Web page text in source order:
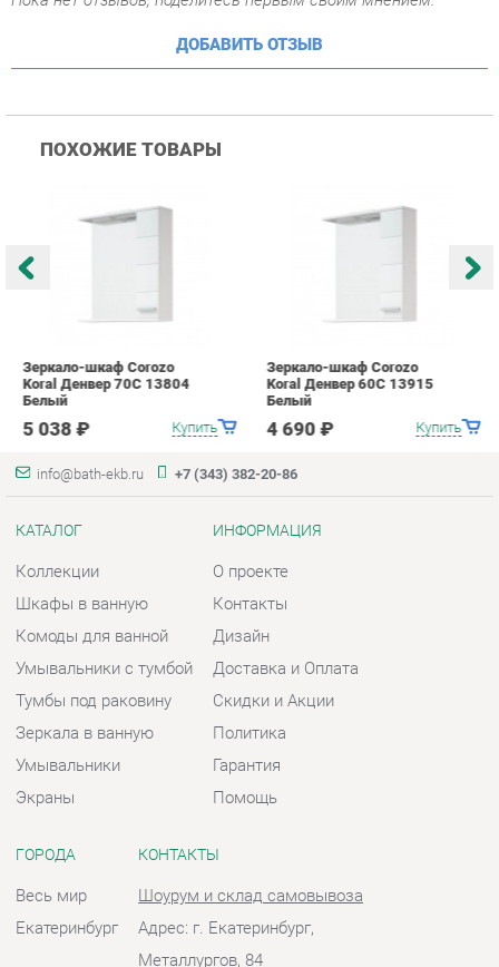
Koral Денвер 70С 13804
Koral Денвер 60С 13915
Коллекции
Шкафы в ванную
Умывальники с тумбой
Зеркала в ванную
Умывальники
Экраны
О проекте
Контакты
Доставка и Оплата
Политика
Гарантия
Помощь
ГОРОДА
Весь мир
Екатеринбург
КОНТАКТЫ
Шоурум и склад самовывоза
Адрес: г. Екатеринбург,
Металлургов, 84
Телефон: +7 (343) 382-20-86
Пн - Пт:10:00 - 20:00 (GMT+5)